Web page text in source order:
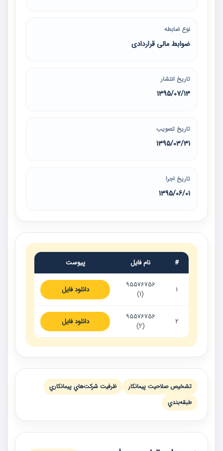
نوع ضابطه
ضوابط مالی قراردادی
تاریخ انتشار
1395/07/13
تاریخ تصویب
1395/03/31
تاریخ اجرا
1395/06/01
# نام فایل پیوست
1
95576756
(1)
دانلود فایل
2
95576756
(2)
دانلود فایل
تشخيص صلاحيت پيمانكار
ظرفيت شركت‌هاي پيمانكاري
طبقه‌بندي